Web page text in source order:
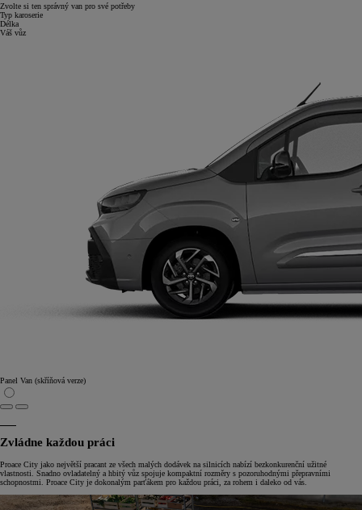
Zvolte si ten správný van pro své potřeby
Typ karoserie
Délka
Váš vůz
Panel Van (skříňová verze)
Zvládne každou práci
Proace City jako největší pracant ze všech malých dodávek na silnicích nabízí bezkonkurenční užitné
vlastnosti. Snadno ovladatelný a hbitý vůz spojuje kompaktní rozměry s pozoruhodnými přepravními
schopnostmi. Proace City je dokonalým parťákem pro každou práci, za rohem i daleko od vás.